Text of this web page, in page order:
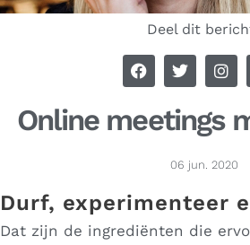
Deel dit
Online meetings
06 jun. 2020
Durf, experimenteer
Dat zijn de ingrediënten die